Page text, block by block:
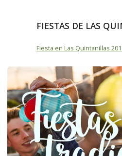
FIESTAS DE LAS
Fiesta en Las Quintanillas